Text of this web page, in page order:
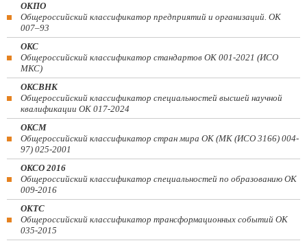
ОКПО
Общероссийский классификатор предприятий и организаций. ОК
007–93
ОКС
Общероссийский классификатор стандартов ОК 001-2021 (ИСО
МКС)
ОКСВНК
Общероссийский классификатор специальностей высшей научной
квалификации ОК 017-2024
ОКСМ
Общероссийский классификатор стран мира ОК (МК (ИСО 3166) 004-
97) 025-2001
ОКСО 2016
Общероссийский классификатор специальностей по образованию ОК
009-2016
ОКТС
Общероссийский классификатор трансформационных событий ОК
035-2015